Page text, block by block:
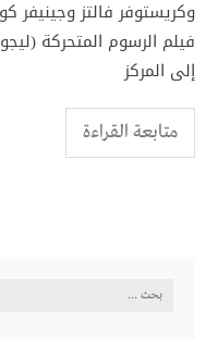
وكريستوفر فالتز وجينيفر
إلى المركز
متابعة القراءة
البحث